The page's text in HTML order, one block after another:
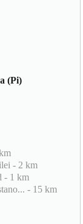
(Pi)
- 2 km
- 1 km
- 15 km